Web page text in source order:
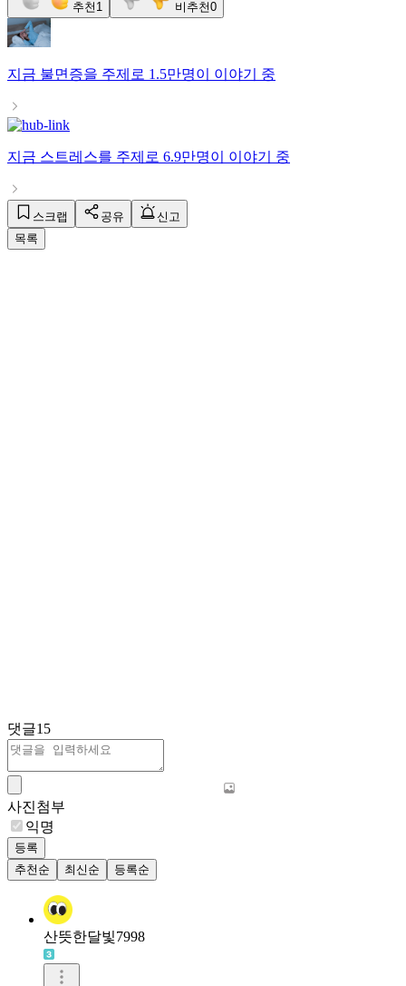
추천 1 비추천0
지금 불면증을 주제로 1.5만명이 이야기 중
지금 스트레스를 주제로 6.9만명이 이야기 중
스크랩 공유
신고
목록
댓글15
사진첨부
익명
등록
추천순
최신순 등록순
산뜻한달빛7998